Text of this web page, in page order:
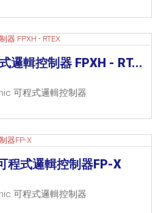
邏輯控制器 FPXH - RT...
可程式邏輯控制器
程式邏輯控制器FP-X
可程式邏輯控制器